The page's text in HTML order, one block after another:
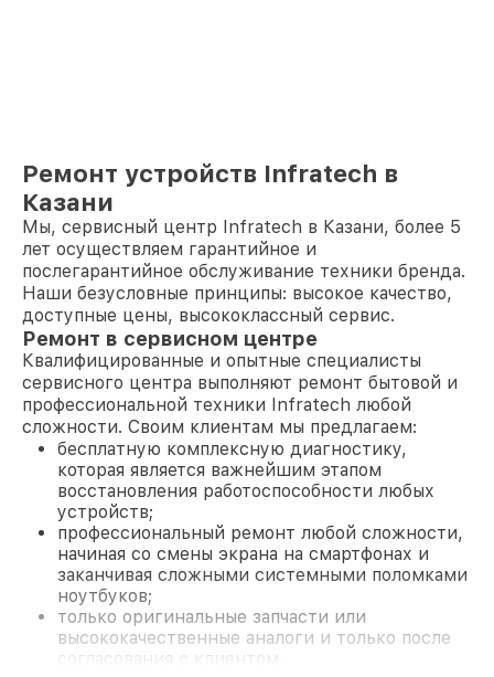
Ремонт устройств Infratech в
Казани
Мы, сервисный центр Infratech в Казани, более 5
лет осуществляем гарантийное и
послегарантийное обслуживание техники бренда.
Наши безусловные принципы: высокое качество,
доступные цены, высококлассный сервис.
Ремонт в сервисном центре
Квалифицированные и опытные специалисты
сервисного центра выполняют ремонт бытовой и
профессиональной техники Infratech любой
сложности. Своим клиентам мы предлагаем:
бесплатную комплексную диагностику,
которая является важнейшим этапом
восстановления работоспособности любых
устройств;
профессиональный ремонт любой сложности,
начиная со смены экрана на смартфонах и
заканчивая сложными системными поломками
ноутбуков;
только оригинальные запчасти или
высококачественные аналоги и только после
согласования с клиентом.